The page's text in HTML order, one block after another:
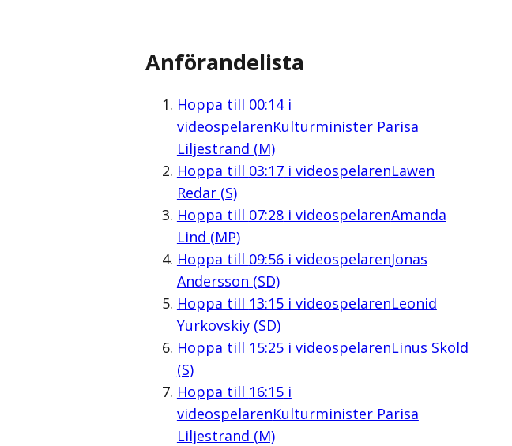
Anförandelista
Hoppa till 00:14i
videospelarenKulturminister Parisa
Liljestrand (M)
Hoppa till 03:17i videospelarenLawen
Redar (S)
Hoppa till 07:28i videospelarenAmanda
Lind (MP)
Hoppa till 09:56i videospelarenJonas
Andersson (SD)
Hoppa till 13:15i videospelarenLeonid
Yurkovskiy (SD)
Hoppa till 15:25i videospelarenLinus Sköld
(S)
Hoppa till 16:15i
videospelarenKulturminister Parisa
Liljestrand (M)